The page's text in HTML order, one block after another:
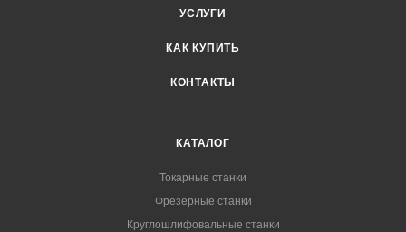
УСЛУГИ
КАК КУПИТЬ
КОНТАКТЫ
КАТАЛОГ
Токарные станки
Фрезерные станки
Круглошлифовальные станки